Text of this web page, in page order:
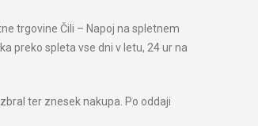
trgovine Čili – Napoj na spletnem
preko spleta vse dni v letu, 24 ur na
ter znesek nakupa. Po oddaji